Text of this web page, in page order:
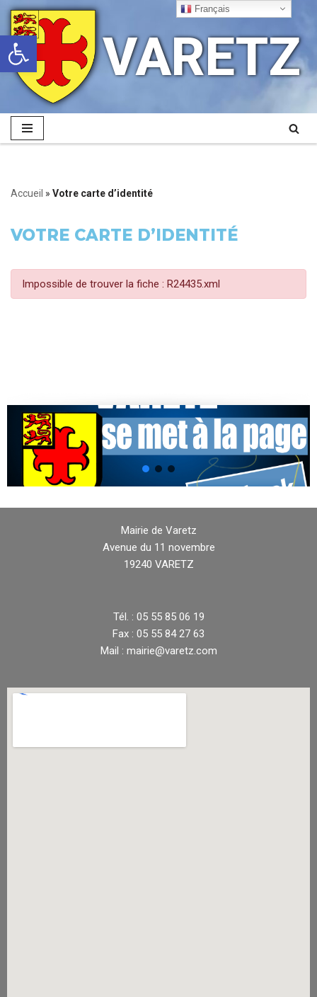
Ouvrir la barre d’outils
Aller
au
contenu
VARETZ
Accueil » Votre carte d’identité
VOTRE CARTE D’IDENTITÉ
Impossible de trouver la fiche : R24435.xml
Mairie de Varetz
Avenue du 11 novembre
19240 VARETZ
Tél. : 05 55 85 06 19
Fax : 05 55 84 27 63
Mail : mairie@varetz.com
Français